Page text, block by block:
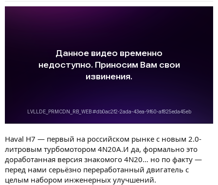
Haval H7 — первый на российском рынке с новым 2.0-
литровым турбомотором 4N20A.И да, формально это
доработанная версия знакомого 4N20… но по факту —
перед нами серьёзно переработанный двигатель с
целым набором инженерных улучшений.